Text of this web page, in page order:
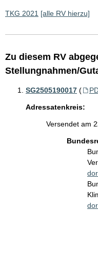
TKG 2021 [alle RV hierzu]
Zu diesem RV
Stellungnahmen/
SG2505190017 (
Adressatenkreis:
Versendet am